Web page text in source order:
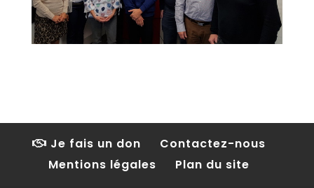
Je fais un don
Contactez-nous
Mentions légales
Plan du site